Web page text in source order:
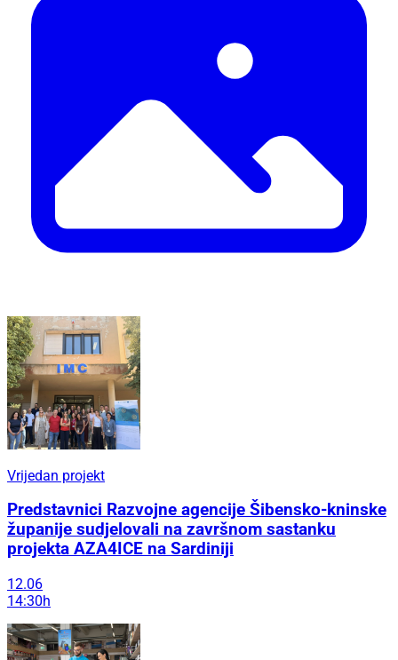
Vrijedan projekt
Predstavnici Razvojne agencije Šibensko-kninske
županije sudjelovali na završnom sastanku
projekta AZA4ICE na Sardiniji
12.06
14:30h